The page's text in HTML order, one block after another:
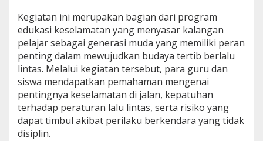
a
l
u
L
i
n
t
a
s
M
e
Kegiatan ini merupakan bagian dari program
edukasi keselamatan yang menyasar kalangan
pelajar sebagai generasi muda yang memiliki peran
penting dalam mewujudkan budaya tertib berlalu
lintas. Melalui kegiatan tersebut, para guru dan
siswa mendapatkan pemahaman mengenai
pentingnya keselamatan di jalan, kepatuhan
terhadap peraturan lalu lintas, serta risiko yang
dapat timbul akibat perilaku berkendara yang tidak
disiplin.